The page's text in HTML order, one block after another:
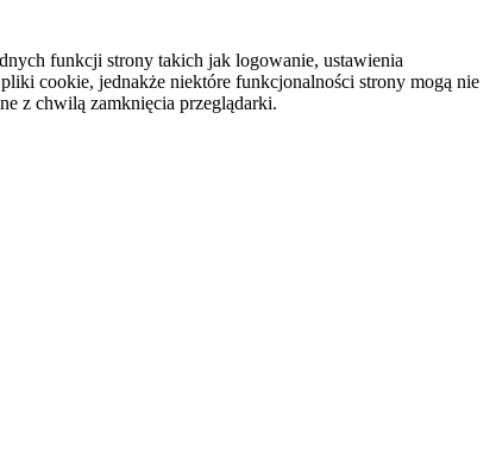
funkcji strony takich jak logowanie, ustawienia
cookie, jednakże niektóre funkcjonalności strony mogą nie
z chwilą zamknięcia przeglądarki.